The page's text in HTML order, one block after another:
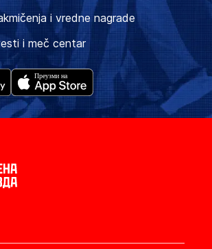
i vredne nagrade
i meč centar